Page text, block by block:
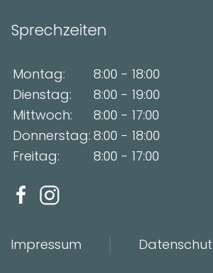
Sprechzeiten
Montag:
8:00 - 18:00
Dienstag:
8:00 - 19:00
Mittwoch:
8:00 - 17:00
Donnerstag: 8:00 - 18:00
Freitag:
8:00 - 17:00
Impressum